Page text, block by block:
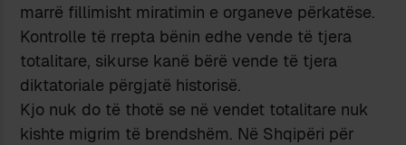
marrë fillimisht miratimin e organeve përkatëse.
Kontrolle të rrepta bënin edhe vende të tjera
totalitare, sikurse kanë bërë vende të tjera
diktatoriale përgjatë historisë.
Kjo nuk do të thotë se në vendet totalitare nuk
kishte migrim të brendshëm. Në Shqipëri për